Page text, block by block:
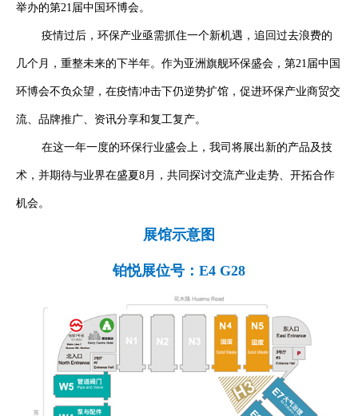
举办的第21届中国环博会。
疫情过后，环保产业亟需抓住一个新机遇，追回过去浪费的
几个月，重整未来的下半年。作为亚洲旗舰环保盛会，第21届中国
环博会不负众望，在疫情冲击下仍逆势扩馆，促进环保产业商贸交
流、品牌推广、资讯分享和复工复产。
在这一年一度的环保行业盛会上，我司将展出新的产品及技
术，并期待与业界在盛夏8月，共同探讨交流产业走势、开拓合作
机会。
展馆示意图
铂悦展位号：E4 G28